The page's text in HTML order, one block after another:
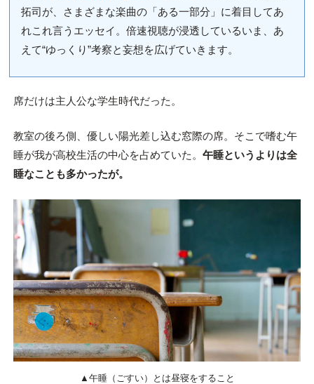
拓司が、さまざまな楽曲の「ある一部分」に着目してあ
れこれ言うエッセイ。倍速視聴が浸透しているいま、あ
えて“ゆっくり”考察と妄想を広げていきます。
席だけは主人公な学生時代だった。
教室の後ろ側、優しい陽光差し込む窓際の席。そこで嗜む午
睡が我が高校生活の中心を占めていた。 午睡というよりは全
睡なことも多かったが。
▲午睡（ごすい）とは昼寝をすること